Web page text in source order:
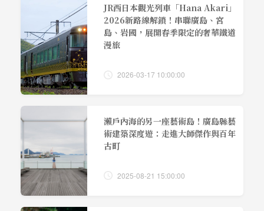
JR西日本觀光列車「Hana Akari」
2026新路線解鎖！串聯廣島、宮
島、岩國，展開春季限定的奢華鐵道
漫旅
2026-03-17 10:00:00
瀨戶內海的另一座藝術島！廣島縣藝
術建築深度遊：走進大師傑作與百年
古町
2025-08-21 15:00:00